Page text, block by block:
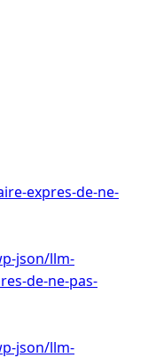
expres-de-ne-
json/llm-
de-ne-pas-
json/llm-